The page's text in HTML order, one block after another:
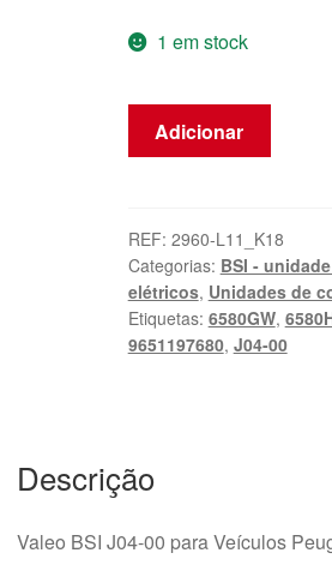
1 em stock
Quantidade
de
Controlo
Eletrónico)
Valeo
BSI
307
9651196980
Adicionar
REF: 2960-L11_K18
Categorias: BSI -
elétricos, Unidades de
Etiquetas: 6580GW,
9651197680, J04-00
Descrição
Valeo BSI J04-00 para Veículos